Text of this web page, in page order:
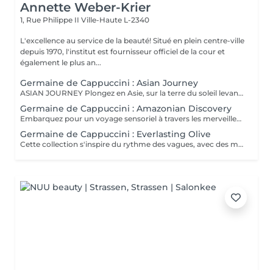
Annette Weber-Krier
1, Rue Philippe II Ville-Haute L-2340
L'excellence au service de la beauté! Situé en plein centre-ville
depuis 1970, l'institut est fournisseur officiel de la cour et
également le plus an...
Germaine de Cappuccini : Asian Journey
ASIAN JOURNEY Plongez en Asie, sur la terre du soleil levant, où chaque détail est conçu pour offrir harmonie et équilibre grâce à des soins exclusifs qui capturent l'esprit zen des anciens rituels japonais, infusés avec l'essence culturelle et cérémonielle du thé. La collection présente un parfum neuro-scientifiquement prouvé qui favorise l'harmonie et l'équilibre entre le corps et l'esprit. Des notes lactées enveloppantes s'associent à des bois crémeux sophistiqués et à des fruits exotiques. ACTIMOOD PROGRAM® : WELLBEINGMATCHA RENEWAL EXFOLIATION POUR LE CORPS Rituel d'exfoliation conçu pour révéler une peau douce et radieuse. Une formule exclusive à effet antioxydant qui enveloppe le corps d'une étreinte nourrissante et transformatrice. La caresse de sa texture gel extraordinaire permet une exfoliation aussi efficace qu'agréable. SERENITY SANCTUARY MASSAGE CORPOREL Inspiré du Shiatsu, une technique millénaire originaire du Japon, ce massage à effet relaxant vise à harmoniser le rythme naturel du corps en travaillant les méridiens énergétiques. La texture douce du lait de massage facilite le traitement, garantissant une glisse douce et agréable, tout en vous plongeant dans une atmosphère de profonde sérénité. ZEN CEREMONY RITUEL Conçu pour harmoniser le corps et l'esprit, ce rituel corporel associe la préparation et le soin de la peau à la philosophie orientale de l'équilibre holistique. Inspiré par le travail des méridiens énergétiques, il favorise un sentiment de bien-être total et profond.
Germaine de Cappuccini : Amazonian Discovery
Embarquez pour un voyage sensoriel à travers les merveilles de l'Amérique du Sud, où chaque soin capture la richesse de ses paysages et vous invite à découvrir ses ingrédients exotiques, récoltés de manière durable. La collection présente un parfum neuro-scientifiquement prouvé qui aide à augmenter la sensation d'énergie avec une combinaison de fruits tropicaux épicés. ACTIMOOD PROGRAM® : ENERGY VIVID AWAKENING-SOIN VISAGE Inspirée des secrets de beauté de l'Amazonie, cette expérience sensorielle associe une sélection minutieuse d'ingrédients exotiques qui réveillent la vitalité du visage. Dès les premiers instants, le rituel cérémoniel oriente les sens vers un paradis de calme et de sérénité, de connexion avec la nature, tandis que la peau vibre et se transforme.BIENFAITS Soin de la peau, douceur et hydratation* intense. Rajeunissement et amélioration de la texture de la peau. Le soin apporte une sensation de calme et de détente qui combat le stress. VITALITY RENEWAL-EXFOLIATION CORPORELLE Rituel d'exfoliation conçu pour révéler une peau douce et radieuse. Grâce à une synergie d'ingrédients de la plus haute qualité combinée à une technique évocatrice, ce beurre à la texture fondante ne renouvelle pas seulement la peau, mais procure également une sensation de revitalisation de l'âme. BLOOM SENSATION-MASSAGE CORPOREL Inspiré du massage holistique et énergétique « Lomi Lomi », ce nectar à base gélifiée se transforme en une huile luxueuse au contact de la peau, idéale pour être travaillée avec les mains et les avant-bras tout en enveloppant les sens d'une aura de bien-être total. VIBRANT REBIRTH-RITUEL Conçu pour harmoniser le corps et l'esprit, ce rituel corporel offre une expérience complète de soin et de préparation de la peau. Grâce à l'énergie vibrante de la nature, il favorise un profond sentiment de renaissance et d'éveil d'une nouvelle vitalité de la peau. RAINFOREST HARMONY-RITUEL Inspirés par l'étreinte de la Terre Mère, les savoirs anciens se mêlent à des techniques innovantes, créant une mosaïque de soins qui enveloppent le corps et l'esprit. Un rituel transformateur qui associe un soin du visage revitalisant à un massage énergisant, garantissant une expérience d'harmonie et de bien-être.
Germaine de Cappuccini : Everlasting Olive
Cette collection s'inspire du rythme des vagues, avec des mouvements longs et fluides qui imitent le rythme de la mer touchant le rivage. Chaque mouvement s'adapte au corps dans des mouvements ondulants, créant une expérience sensorielle profonde qui : Réduit le stress et libère les tensions musculaires. L'apport en oxygène s'améliore et les tissus sont revitalisés.